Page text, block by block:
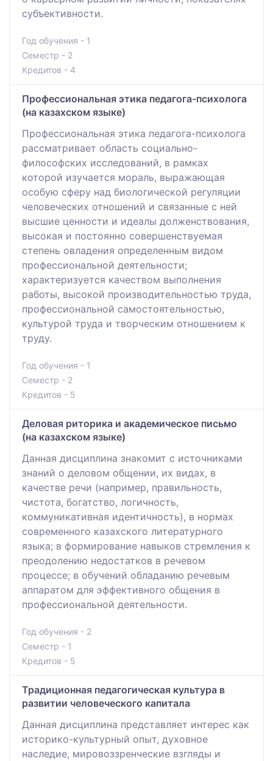
субъективности.
Год обучения - 1
Семестр - 2
Кредитов - 4
Профессиональная этика педагога-психолога
(на казахском языке)
Профессиональная этика педагога-психолога
рассматривает область социально-
философских исследований, в рамках
которой изучается мораль, выражающая
особую сферу над биологической регуляции
человеческих отношений и связанные с ней
высшие ценности и идеалы долженствования,
высокая и постоянно совершенствуемая
степень овладения определенным видом
профессиональной деятельности;
характеризуется качеством выполнения
работы, высокой производительностью труда,
профессиональной самостоятельностью,
культурой труда и творческим отношением к
труду.
Год обучения - 1
Семестр - 2
Кредитов - 5
Деловая риторика и академическое письмо
(на казахском языке)
Данная дисциплина знакомит с источниками
знаний о деловом общении, их видах, в
качестве речи (например, правильность,
чистота, богатство, логичность,
коммуникативная идентичность), в нормах
современного казахского литературного
языка; в формирование навыков стремления к
преодолению недостатков в речевом
процессе; в обучений обладанию речевым
аппаратом для эффективного общения в
профессиональной деятельности.
Год обучения - 2
Семестр - 1
Кредитов - 5
Традиционная педагогическая культура в
развитии человеческого капитала
Данная дисциплина представляет интерес как
историко-культурный опыт, духовное
наследие, мировоззренческие взгляды и